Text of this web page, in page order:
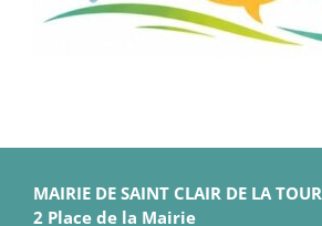
MAIRIE DE SAINT CLAIR DE LA TOUR
2 Place de la Mairie